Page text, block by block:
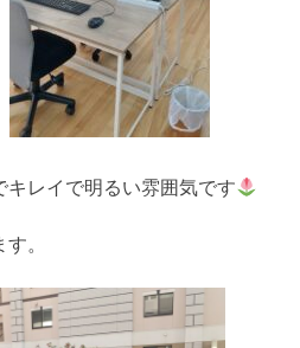
レイで明るい雰囲気です
。